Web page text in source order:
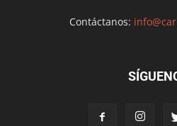
Contáctanos: